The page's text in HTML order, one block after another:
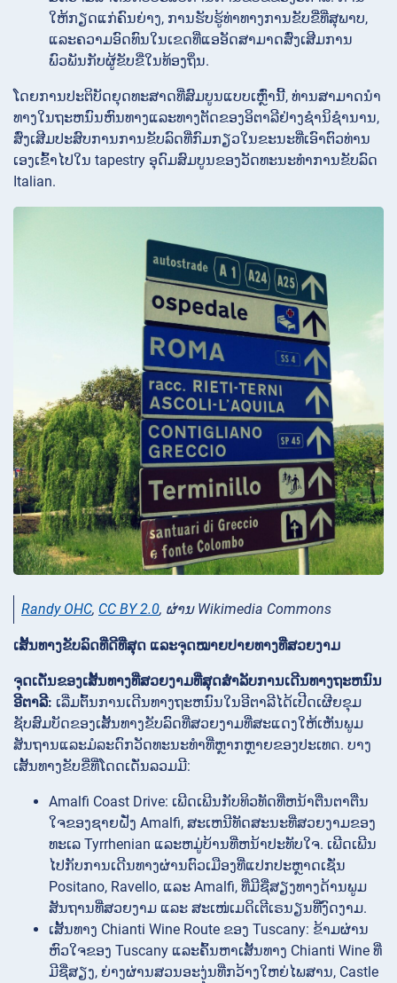
ໃຫ້ກຽດແກ່ຄົນຍ່າງ, ການຮັບຮູ້ທ່າທາງການຂັບຂີ່ທີ່ສຸພາບ,
ແລະຄວາມອົດທົນໃນເຂດທີ່ແອອັດສາມາດສົ່ງເສີມການ
ພົວພັນກັບຜູ້ຂັບຂີ່ໃນທ້ອງຖິ່ນ.
ໂດຍການປະຕິບັດຍຸດທະສາດທີ່ສົມບູນແບບເຫຼົ່ານີ້, ທ່ານສາມາດນໍາ
ທາງໃນຖະຫນົນຫົນທາງແລະທາງຕັດຂອງອິຕາລີຢ່າງຊໍານິຊໍານານ,
ສົ່ງເສີມປະສົບການການຂັບລົດທີ່ກົມກຽວໃນຂະນະທີ່ເອົາຕົວທ່ານ
ເອງເຂົ້າໄປໃນ tapestry ອຸດົມສົມບູນຂອງວັດທະນະທໍາການຂັບລົດ
Italian.
Randy OHC, CC BY 2.0, ຜ່ານ Wikimedia Commons
ເສັ້ນທາງຂັບລົດທີ່ດີທີ່ສຸດ ແລະຈຸດໝາຍປາຍທາງທີ່ສວຍງາມ
ຈຸດເດັ່ນຂອງເສັ້ນທາງທີ່ສວຍງາມທີ່ສຸດສໍາລັບການເດີນທາງຖະຫນົນ
ອີຕາລີ: ເລີ່ມຕົ້ນການເດີນທາງຖະຫນົນໃນອີຕາລີໄດ້ເປີດເຜີຍຂຸມ
ຊັບສົມບັດຂອງເສັ້ນທາງຂັບລົດທີ່ສວຍງາມທີ່ສະແດງໃຫ້ເຫັນພູມ
ສັນຖານແລະມໍລະດົກວັດທະນະທໍາທີ່ຫຼາກຫຼາຍຂອງປະເທດ. ບາງ
ເສັ້ນທາງຂັບຂີ່ທີ່ໂດດເດັ່ນລວມມີ:
Amalfi Coast Drive: ເພີດເພີນກັບທິວທັດທີ່ຫນ້າຕື່ນຕາຕື່ນ
ໃຈຂອງຊາຍຝັ່ງ Amalfi, ສະເຫນີທັດສະນະທີ່ສວຍງາມຂອງ
ທະເລ Tyrrhenian ແລະຫມູ່ບ້ານທີ່ຫນ້າປະທັບໃຈ. ເພີດເພີນ
ໄປກັບການເດີນທາງຜ່ານຕົວເມືອງທີ່ແປກປະຫຼາດເຊັ່ນ
Positano, Ravello, ແລະ Amalfi, ທີ່ມີຊື່ສຽງທາງດ້ານພູມ
ສັນຖານທີ່ສວຍງາມ ແລະ ສະເໜ່ເມດິເຕີເຣນຽນທີ່ງົດງາມ.
ເສັ້ນທາງ Chianti Wine Route ຂອງ Tuscany: ຂ້າມຜ່ານ
ຫົວໃຈຂອງ Tuscany ແລະຄົ້ນຫາເສັ້ນທາງ Chianti Wine ທີ່
ມີຊື່ສຽງ, ຍ່າງຜ່ານສວນອະງຸ່ນທີ່ກວ້າງໃຫຍ່ໄພສານ, Castle